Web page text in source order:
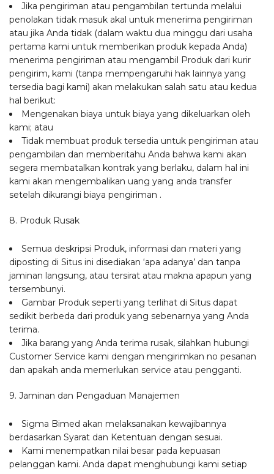
Jika pengiriman atau pengambilan tertunda melalui
penolakan tidak masuk akal untuk menerima pengiriman
atau jika Anda tidak (dalam waktu dua minggu dari usaha
pertama kami untuk memberikan produk kepada Anda)
menerima pengiriman atau mengambil Produk dari kurir
pengirim, kami (tanpa mempengaruhi hak lainnya yang
tersedia bagi kami) akan melakukan salah satu atau kedua
hal berikut:
Mengenakan biaya untuk biaya yang dikeluarkan oleh
kami; atau
Tidak membuat produk tersedia untuk pengiriman atau
pengambilan dan memberitahu Anda bahwa kami akan
segera membatalkan kontrak yang berlaku, dalam hal ini
kami akan mengembalikan uang yang anda transfer
setelah dikurangi biaya pengiriman .
8. Produk Rusak
Semua deskripsi Produk, informasi dan materi yang
diposting di Situs ini disediakan ‘apa adanya’ dan tanpa
jaminan langsung, atau tersirat atau makna apapun yang
tersembunyi.
Gambar Produk seperti yang terlihat di Situs dapat
sedikit berbeda dari produk yang sebenarnya yang Anda
terima.
Jika barang yang Anda terima rusak, silahkan hubungi
Customer Service kami dengan mengirimkan no pesanan
dan apakah anda memerlukan service atau pengganti.
9. Jaminan dan Pengaduan Manajemen
Sigma Bimed akan melaksanakan kewajibannya
berdasarkan Syarat dan Ketentuan dengan sesuai.
Kami menempatkan nilai besar pada kepuasan
pelanggan kami. Anda dapat menghubungi kami setiap